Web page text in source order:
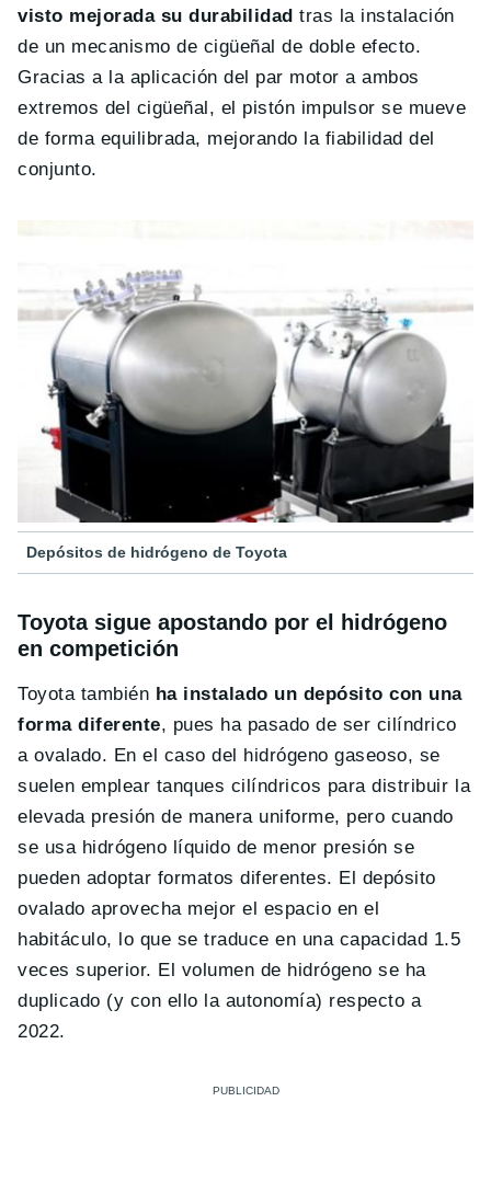
visto mejorada su durabilidadtras la instalación
de un mecanismo de cigüeñal de doble efecto.
Gracias a la aplicación del par motor a ambos
extremos del cigüeñal, el pistón impulsor se mueve
de forma equilibrada, mejorando la fiabilidad del
conjunto.
Depósitos de hidrógeno de Toyota
Toyota sigue apostando por el hidrógeno
en competición
Toyota también ha instalado un depósito con una
forma diferente, pues ha pasado de ser cilíndrico
a ovalado. En el caso del hidrógeno gaseoso, se
suelen emplear tanques cilíndricos para distribuir la
elevada presión de manera uniforme, pero cuando
se usa hidrógeno líquido de menor presión se
pueden adoptar formatos diferentes. El depósito
ovalado aprovecha mejor el espacio en el
habitáculo, lo que se traduce en una capacidad 1.5
veces superior. El volumen de hidrógeno se ha
duplicado (y con ello la autonomía) respecto a
2022.